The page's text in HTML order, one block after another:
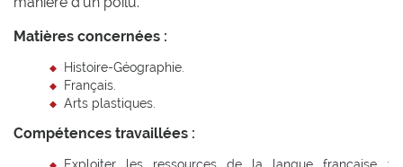
Matières concernées :
Histoire-Géographie.
Français.
Arts plastiques.
Compétences travaillées :
Exploiter les ressources de la langue française :